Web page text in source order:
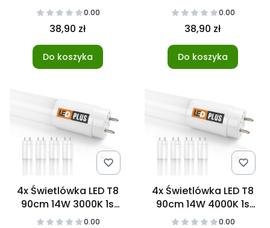
NANO 0.00
38,90 zł
Do koszyka
NANO 0.00
38,90 zł
Do koszyka
4x Świetlówka LED T8
90cm 14W 3000K 1s
NANO 0.00
4x Świetlówka LED T8
90cm 14W 4000K 1s
NANO 0.00